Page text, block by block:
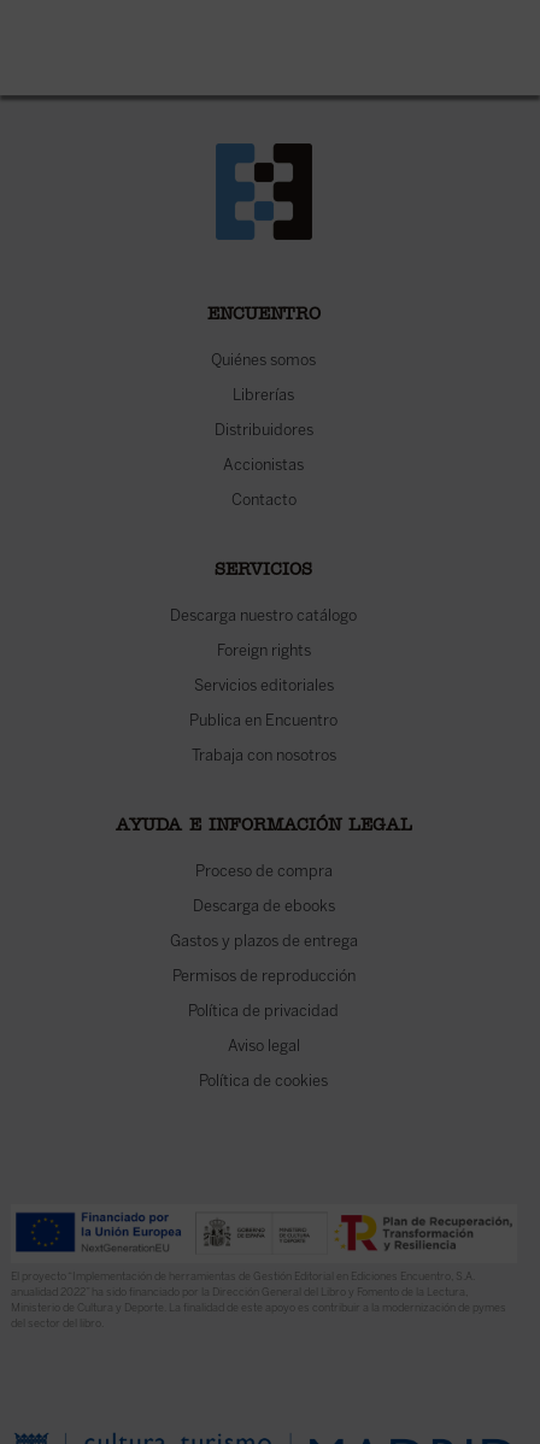
ENCUENTRO
Quiénes somos
Librerías
Distribuidores
Accionistas
Contacto
SERVICIOS
Descarga nuestro catálogo
Foreign rights
Servicios editoriales
Publica en Encuentro
Trabaja con nosotros
AYUDA E INFORMACIÓN LEGAL
Proceso de compra
Descarga de ebooks
Gastos y plazos de entrega
Permisos de reproducción
Política de privacidad
Aviso legal
Política de cookies
El proyecto “Implementación de herramientas de Gestión Editorial en Ediciones Encuentro, S.A.
anualidad 2022” ha sido financiado por la Dirección General del Libro y Fomento de la Lectura,
Ministerio de Cultura y Deporte. La finalidad de este apoyo es contribuir a la modernización de pymes
del sector del libro.